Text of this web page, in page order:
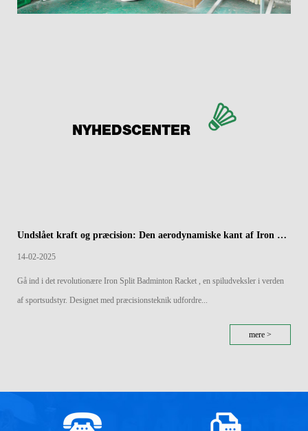
NYHEDSCENTER
Undslået kraft og præcision: Den aerodynamiske kant af Iron Split Badminton Rackets
14-02-2025
Gå ind i det revolutionære Iron Split Badminton Racket , en spiludveksler i verden
af ​​sportsudstyr. Designet med præcisionsteknik udfordre...
mere >